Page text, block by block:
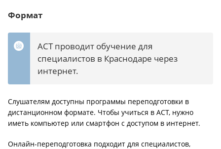
Формат
АСТ проводит обучение для
специалистов в Краснодаре через
интернет.
Слушателям доступны программы переподготовки в
дистанционном формате. Чтобы учиться в АСТ, нужно
иметь компьютер или смартфон с доступом в интернет.
Онлайн-переподготовка подходит для специалистов,